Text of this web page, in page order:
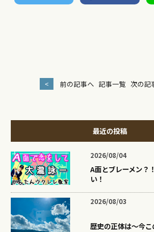
< 前の記事へ 記事一覧 次の記
最近の投稿
2026/08/04
A面とブレーメン？
い！
2026/08/03
歴史の正体は〜今こ